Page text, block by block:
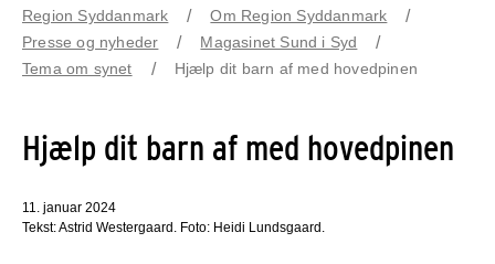
Region Syddanmark
Om Region Syddanmark
Presse og nyheder
Magasinet Sund i Syd
Tema om synet
Hjælp dit barn af med hovedpinen
Hjælp dit barn af med hovedpinen
11. januar 2024
Tekst: Astrid Westergaard. Foto: Heidi Lundsgaard.